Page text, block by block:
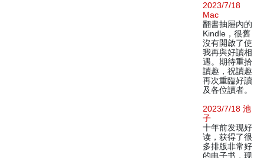
2023/7/18
Mac
翻書抽屜內的
Kindle，很舊
沒有開啟了使
我再與好讀相
遇。期待重拾
讀趣，祝讀趣
再次重臨好讀
及各位讀者。
2023/7/18 池
子
十年前发现好
读，获得了很
多排版非常好
的电子书，现